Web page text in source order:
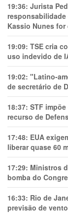
19:36: Jurista
Kassio Nunes for
19:09: TSE cria
uso indevido de
19:02: "Latino-
de secretário de
18:37: STF
recurso de
17:48: EUA
liberar quase 60
17:29: Ministros
bomba do
16:33: Rio de
previsão de